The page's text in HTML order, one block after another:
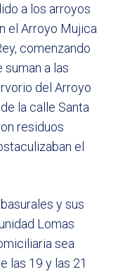
a los arroyos
el Arroyo Mujica
comenzando
a las
del Arroyo
la calle Santa
residuos
el
y sus
Lomas
sea
las 19 y las 21